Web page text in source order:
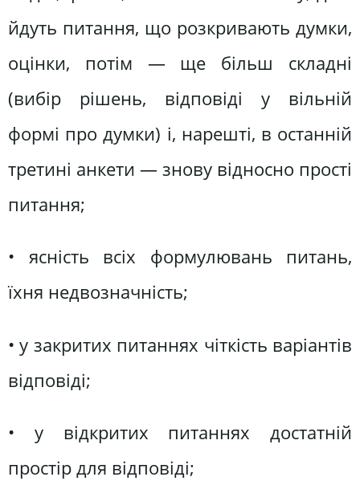
йдуть питання, що розкривають думки,
оцінки, потім — ще більш складні
(вибір рішень, відповіді у вільній
формі про думки) і, нарешті, в останній
третині анкети — знову відносно прості
питання;
• ясність всіх формулювань питань,
їхня недвозначність;
• у закритих питаннях чіткість варіантів
відповіді;
• у відкритих питаннях достатній
простір для відповіді;